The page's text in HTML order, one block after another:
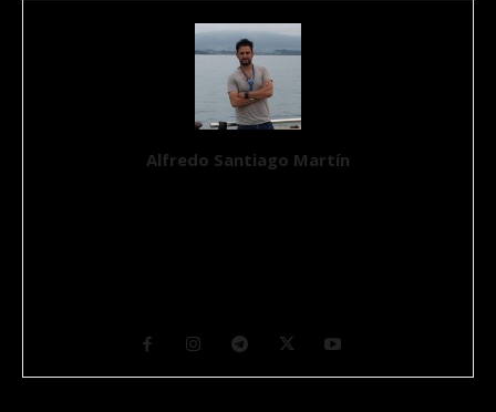
Alfredo Santiago Martín